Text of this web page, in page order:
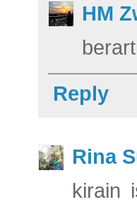
HM
Reply
Rina
kirain